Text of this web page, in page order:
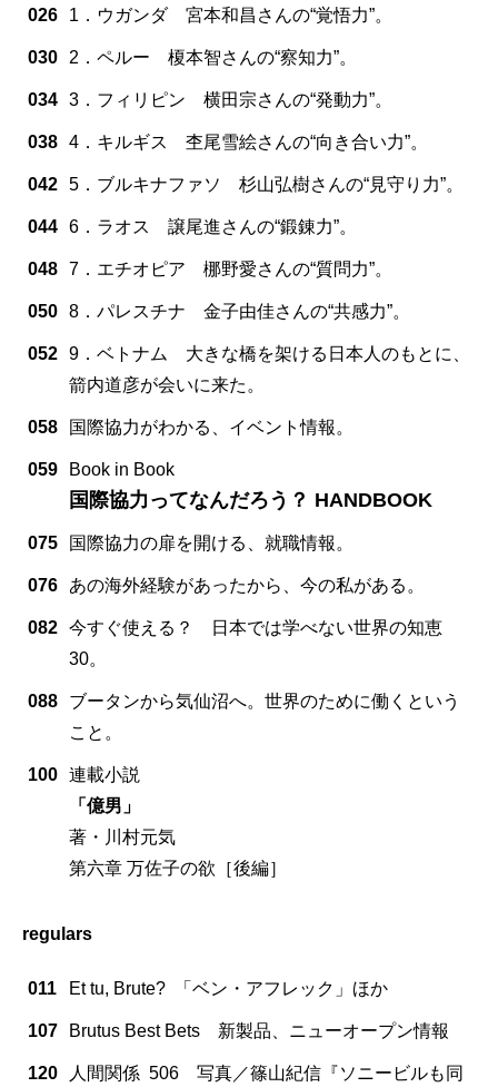
026 1．ウガンダ 宮本和昌さんの“覚悟力”。
030 2．ペルー 榎本智さんの“察知力”。
034 3．フィリピン 横田宗さんの“発動力”。
038 4．キルギス 杢尾雪絵さんの“向き合い力”。
042 5．ブルキナファソ 杉山弘樹さんの“見守り力”。
044 6．ラオス 譲尾進さんの“鍛錬力”。
048 7．エチオピア 梛野愛さんの“質問力”。
050 8．パレスチナ 金子由佳さんの“共感力”。
052 9．ベトナム 大きな橋を架ける日本人のもとに、
箭内道彦が会いに来た。
058 国際協力がわかる、イベント情報。
059 Book in Book
国際協力ってなんだろう？ HANDBOOK
075 国際協力の扉を開ける、就職情報。
076 あの海外経験があったから、今の私がある。
082 今すぐ使える？ 日本では学べない世界の知恵
30。
088
ブータンから気仙沼へ。世界のために働くという
こと。
100 連載小説
「億男」
著・川村元気
第六章 万佐子の欲［後編］
regulars
011 Et tu, Brute? 「ベン・アフレック」ほか
107 Brutus Best Bets 新製品、ニューオープン情報
120 人間関係 506 写真／篠山紀信『ソニービルも同